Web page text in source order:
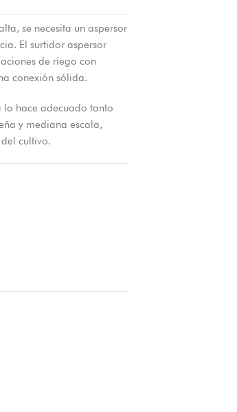
se necesita un aspersor
El surtidor aspersor
de riego con
conexión sólida.
hace adecuado tanto
y mediana escala,
cultivo.